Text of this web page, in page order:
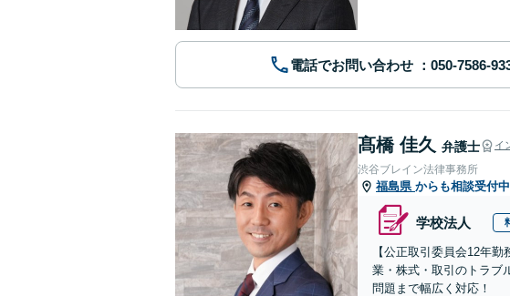
電話でお問い合わせ
髙橋 佳久 弁護士 イ
渋谷ブレイン法律事務所
福島県 からも相談受付中
学校法人
【公正取引委員会12年
業・株式・取引のトラブ
問題まで幅広く対応！